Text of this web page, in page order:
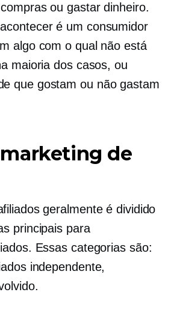
ou gastar dinheiro.
é um consumidor
algo com o qual não está
maioria dos casos, ou
que gostam ou não gastam
de
geralmente é dividido
principais para
Essas categorias são:
independente,